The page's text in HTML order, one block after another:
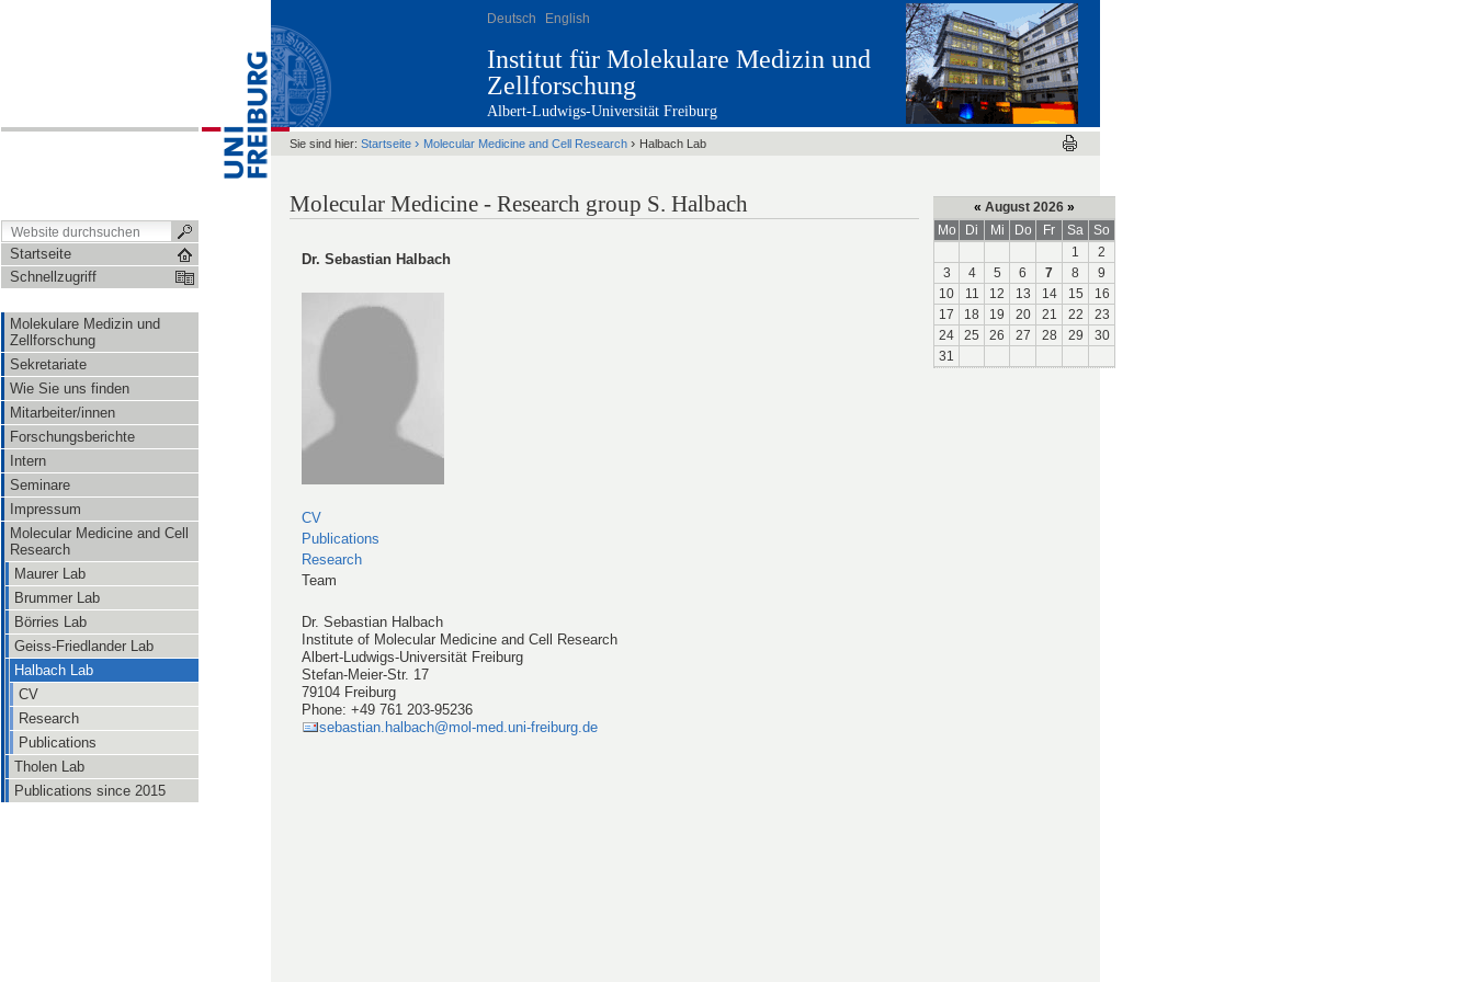
Startseite
Schnellzugriff
Molekulare Medizin und
Zellforschung
Sekretariate
Wie Sie uns finden
Mitarbeiter/innen
Forschungsberichte
Intern
Seminare
Impressum
Molecular Medicine and Cell
Research
Maurer Lab
Brummer Lab
Börries Lab
Geiss-Friedlander Lab
Halbach Lab
CV
Research
Publications
Tholen Lab
Publications since 2015
Deutsch English
Institut für Molekulare Medizin und
Zellforschung
Albert-Ludwigs-Universität Freiburg
Sie sind hier: Startseite › Molecular Medicine and Cell Research › Halbach Lab
Molecular Medicine - Research group S. Halbach
Dr. Sebastian Halbach
CV
Publications
Research
Team
Dr. Sebastian Halbach
Institute of Molecular Medicine and Cell Research
Albert-Ludwigs-Universität Freiburg
Stefan-Meier-Str. 17
79104 Freiburg
Phone: +49 761 203-95236
sebastian.halbach@mol-med.uni-freiburg.de
« August 2026 »
Mo
Di Mi Do Fr Sa
So
1
2
3
4 5 6 7 8
9
10
11 12 13 14 15
16
17
18 19 20 21 22
23
24
25 26 27 28 29
30
31